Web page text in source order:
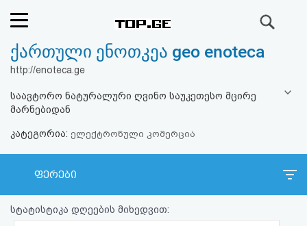
რეიტინგი
კითხვა-
პასუხი
ავტორიზაცია
ქართული ენოთკეა geo enoteca
http://enoteca.ge
საავტორო ნატურალური ღვინო საუკეთესო მცირე
მარნებიდან
კატეგორია: ელექტრონული კომერცია
ფერები
სტატისტიკა დღეების მიხედვით: